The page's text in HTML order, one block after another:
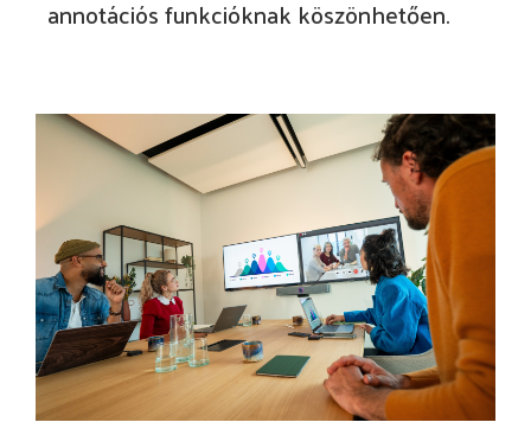
annotációs funkcióknak köszönhetően.